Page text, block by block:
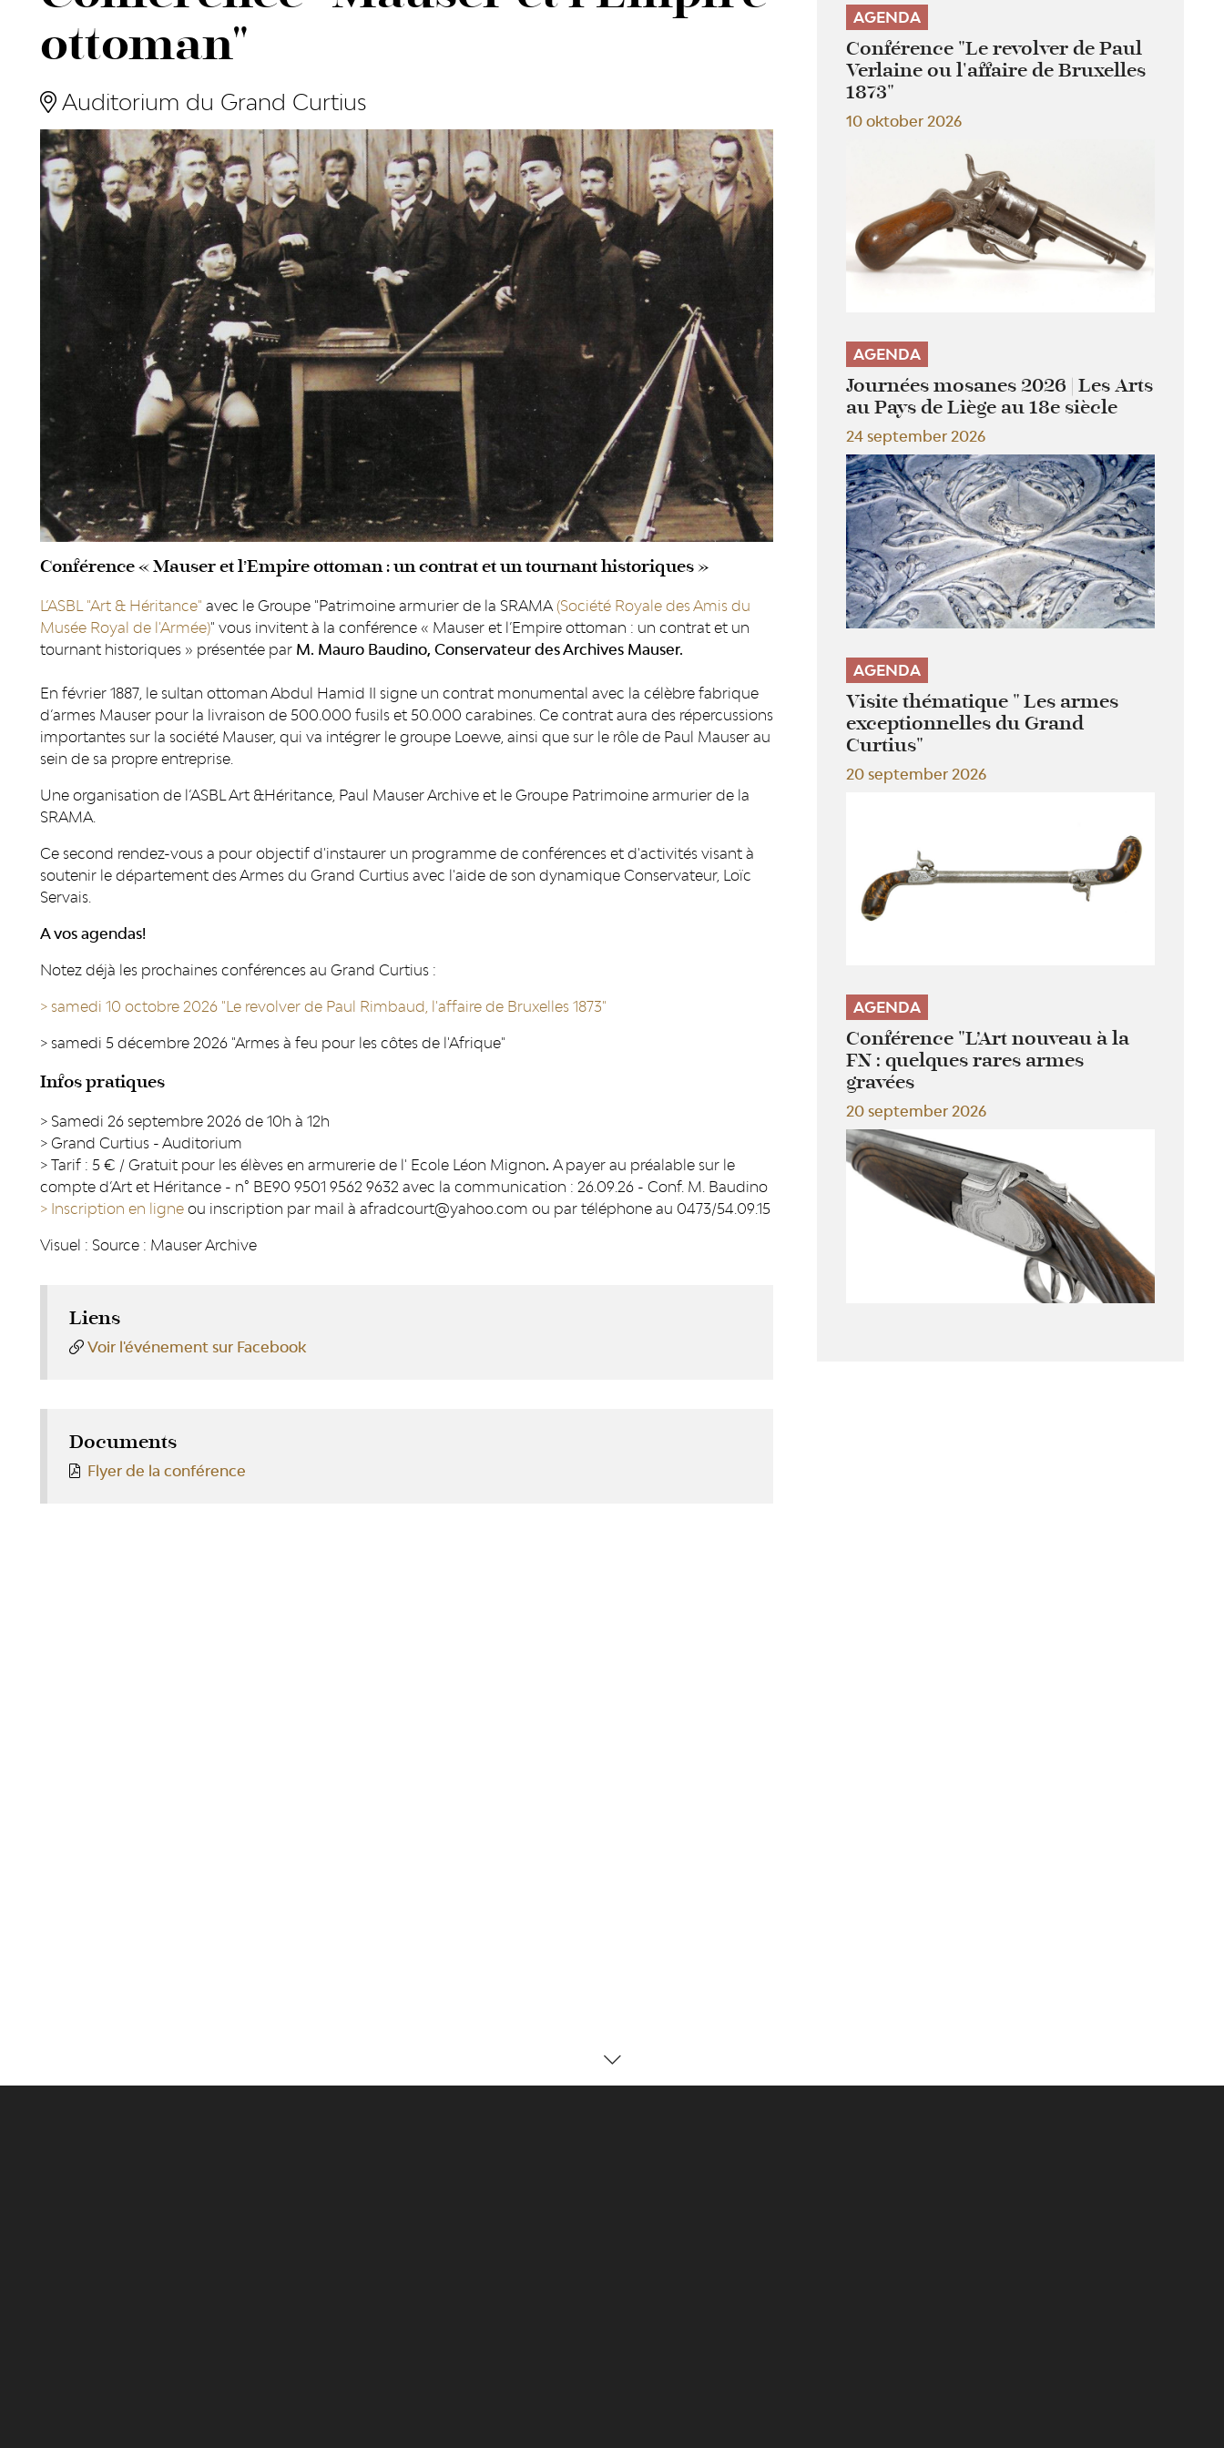
ottoman"
Auditorium du Grand Curtius
Conférence « Mauser et l’Empire ottoman : un contrat et un tournant historiques »
L’ASBL "Art & Héritance" avec le Groupe "Patrimoine armurier de la SRAMA (Société Royale des Amis du
Musée Royal de l'Armée)" vous invitent à la conférence « Mauser et l’Empire ottoman : un contrat et un
tournant historiques » présentée par M. Mauro Baudino, Conservateur des Archives Mauser.
En février 1887, le sultan ottoman Abdul Hamid II signe un contrat monumental avec la célèbre fabrique
d’armes Mauser pour la livraison de 500.000 fusils et 50.000 carabines. Ce contrat aura des répercussions
importantes sur la société Mauser, qui va intégrer le groupe Loewe, ainsi que sur le rôle de Paul Mauser au
sein de sa propre entreprise.
Une organisation de l’ASBL Art &Héritance, Paul Mauser Archive et le Groupe Patrimoine armurier de la
SRAMA.
Ce second rendez-vous a pour objectif d'instaurer un programme de conférences et d'activités visant à
soutenir le département des Armes du Grand Curtius avec l'aide de son dynamique Conservateur, Loïc
Servais.
A vos agendas!
Notez déjà les prochaines conférences au Grand Curtius :
> samedi 10 octobre 2026 "Le revolver de Paul Rimbaud, l'affaire de Bruxelles 1873"
> samedi 5 décembre 2026 "Armes à feu pour les côtes de l'Afrique"
Infos pratiques
> Samedi 26 septembre 2026 de 10h à 12h
> Grand Curtius - Auditorium
> Tarif : 5 € / Gratuit pour les élèves en armurerie de l' Ecole Léon Mignon. A payer au préalable sur le
compte d’Art et Héritance - n° BE90 9501 9562 9632 avec la communication : 26.09.26 - Conf. M. Baudino
> Inscription en ligne ou inscription par mail à afradcourt@yahoo.com ou par téléphone au 0473/54.09.15
Visuel : Source : Mauser Archive
Liens
Voir l'événement sur Facebook
Documents
Flyer de la conférence
AGENDA
Conférence "Le revolver de Paul
Verlaine ou l'affaire de Bruxelles
1873"
10 oktober 2026
AGENDA
Journées mosanes 2026 | Les Arts
au Pays de Liège au 18e siècle
24 september 2026
AGENDA
Visite thématique " Les armes
exceptionnelles du Grand
Curtius"
20 september 2026
AGENDA
Conférence "L’Art nouveau à la
FN : quelques rares armes
gravées
20 september 2026